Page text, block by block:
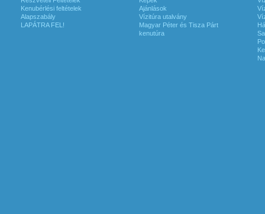
Kenubérlési feltételek
Alapszabály
LAPÁTRA FEL!
Ajánlások
Vízitúra utalvány
Magyar Péter és Tisza Párt
kenutúra